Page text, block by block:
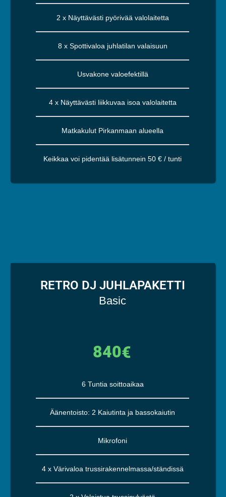
2 x Näyttävästi pyörivää valolaitetta
8 x Spottivaloa juhlatilan valaisuun
Usvakone valoefektillä
4 x Näyttävästi liikkuvaa isoa valolaitetta
Matkakulut Pirkanmaan alueella
Keikkaa voi pidentää lisätunnein 50 € / tunti
RETRO DJ JUHLAPAKETTI
Basic
840€
6 Tuntia soittoaikaa
Äänentoisto: 2 Kaiutinta ja bassokaiutin
Mikrofoni
4 x Värivaloa trussirakennelmassa/ständissä